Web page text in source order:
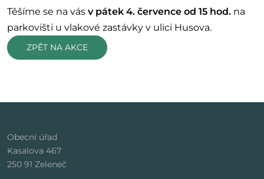
Těšíme se na vás v pátek 4. července od 15 hod. na
parkovišti u vlakové zastávky v ulici Husova.
ZPĚT NA AKCE
Obecní úřad
Kasalova 467
250 91 Zeleneč